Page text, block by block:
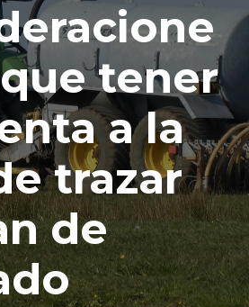
tener
a la
trazar
de